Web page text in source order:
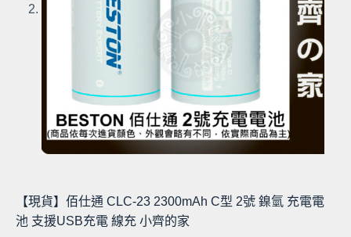
【現貨】佰仕通 CLC-23 2300mAh C型 2號 鎳氫 充電電
池 支援USB充電 線充 小齊的家